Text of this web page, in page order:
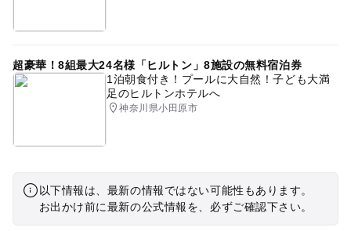
超豪華！8組最大24名様「ヒルトン」8施設の無料宿泊券
1泊朝食付き！プールに大自然！子ども大満
足のヒルトンホテルへ
神奈川県小田原市
以下情報は、最新の情報ではない可能性もあります。
お出かけ前に最新の公式情報を、必ずご確認下さい。